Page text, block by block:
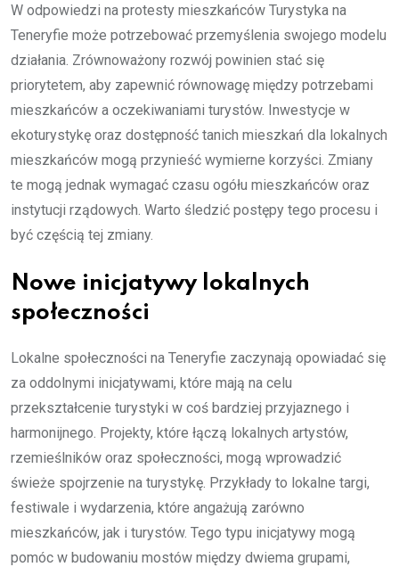
W odpowiedzi na protesty mieszkańców Turystyka na
Teneryfie może potrzebować przemyślenia swojego modelu
działania. Zrównoważony rozwój powinien stać się
priorytetem, aby zapewnić równowagę między potrzebami
mieszkańców a oczekiwaniami turystów. Inwestycje w
ekoturystykę oraz dostępność tanich mieszkań dla lokalnych
mieszkańców mogą przynieść wymierne korzyści. Zmiany
te mogą jednak wymagać czasu ogółu mieszkańców oraz
instytucji rządowych. Warto śledzić postępy tego procesu i
być częścią tej zmiany.
Nowe inicjatywy lokalnych
społeczności
Lokalne społeczności na Teneryfie zaczynają opowiadać się
za oddolnymi inicjatywami, które mają na celu
przekształcenie turystyki w coś bardziej przyjaznego i
harmonijnego. Projekty, które łączą lokalnych artystów,
rzemieślników oraz społeczności, mogą wprowadzić
świeże spojrzenie na turystykę. Przykłady to lokalne targi,
festiwale i wydarzenia, które angażują zarówno
mieszkańców, jak i turystów. Tego typu inicjatywy mogą
pomóc w budowaniu mostów między dwiema grupami,